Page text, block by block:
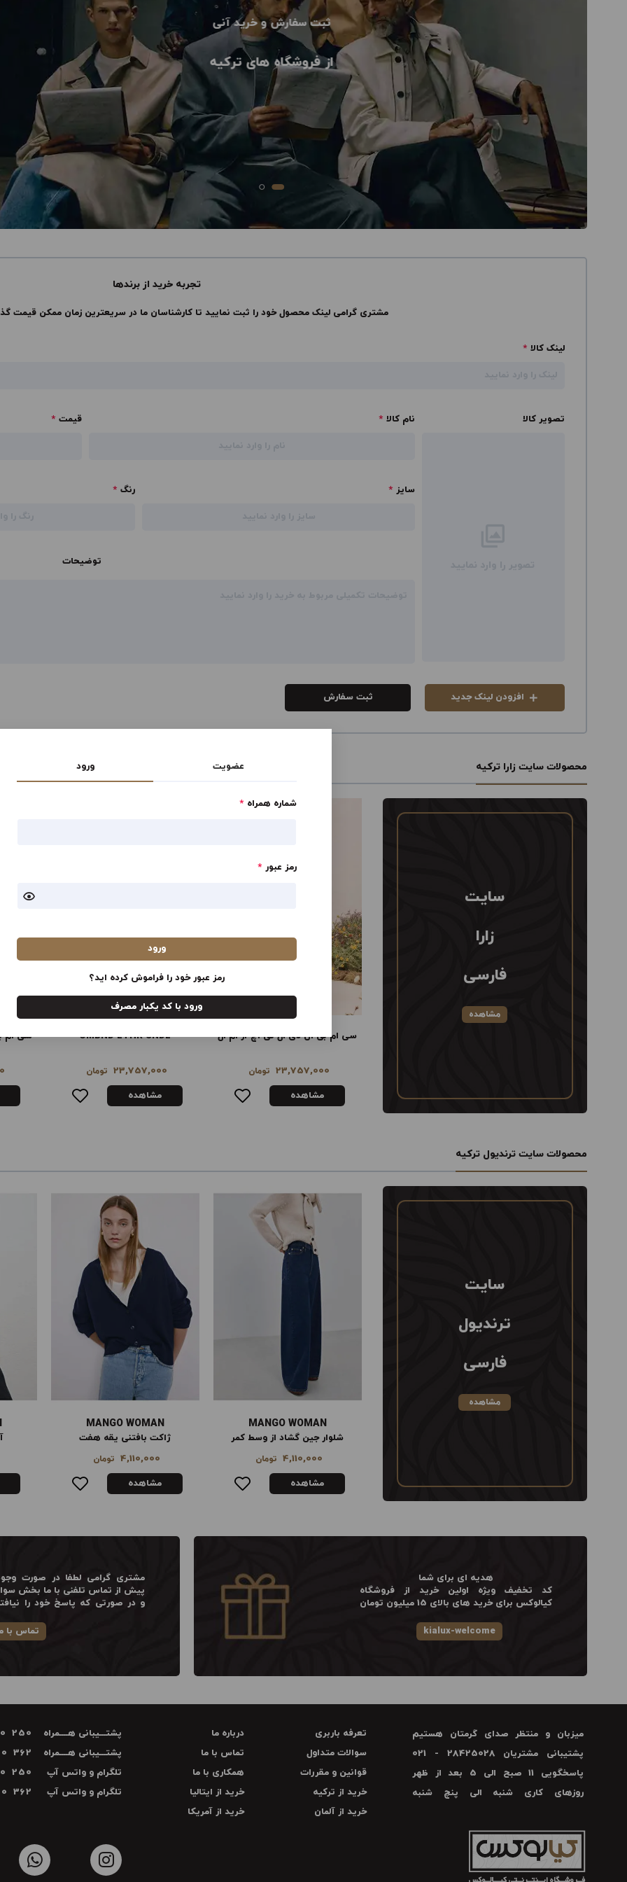
عضویت ورود
شماره همراه *
رمز عبور *
ورود
رمز عبور خود را فراموش کرده اید؟
ورود با کد یکبار مصرف
ثبت سفارش و خرید آنی
از فروشگاه های ترکیه
تجربه خرید از برندها
مشتری گرامی لینک محصول خود را ثبت نمایید تا کارشناسان ما در سریعترین زمان ممکن قیمت
لینک کالا *
تصویر کالا نام کالا * قیمت *
سایز * رنگ *
توضیحات
افزودن لینک جدید ثبت سفارش
محصولات سایت زارا ترکیه
سایت
زارا
فارسی
مشاهده
مشاهده
CMBND LTHR SNDL
23,757,000 تومان
مشاهده
سی ام بی ان دی ال تی اچ آر ام ال
23,757,000 تومان
مشاهده
محصولات سایت ترندیول ترکیه
سایت
ترندیول
فارسی
مشاهده
مشاهده
MANGO WOMAN
ژاکت بافتنی یقه هفت
4,110,000 تومان
مشاهده
MANGO WOMAN
آنوراک لحافی کلاه‌دار
8,990,000
تومان
مشاهده
هدیه ای برای شما
کد تخفیف ویژه اولین خرید از فروشگاه
کیالوکس برای خرید های بالای 15 میلیون تومان
kialux-welcome
مشتری گرامی لطفا در صورت
پیش از تماس تلفنی با ما بخش
و در صورتی که پاسخ خود را
تماس با
میزبان و منتظر صدای گرمتان هستیم
پشتیبانی مشتریان 28425028 - 021
پاسخگویی 11 صبح الی 5 بعد از ظهر
روزهای کاری شنبه الی پنچ شنبه
تعرفه باربری
سوالات متداول
قوانین و مقررات
خرید از ترکیه
خرید از آلمان
درباره ما
تماس با ما
همکاری با ما
خرید از ایتالیا
خرید از آمریکا
پشتـــیبانی هــــمراه
250
پشتـــیبانی هــــمراه
362
تلگرام و واتس آپ
250
تلگرام و واتس آپ
362